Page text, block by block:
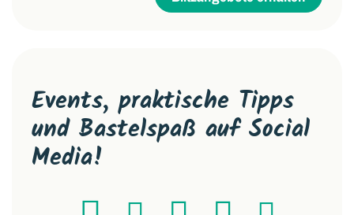
Events, praktische Tipps
und Bastelspaß auf Social
Media!